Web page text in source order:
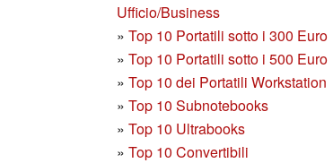
Ufficio/Business
» Top 10 Portatili sotto i 300 Euro
» Top 10 Portatili sotto i 500 Euro
» Top 10 dei Portatili Workstation
» Top 10 Subnotebooks
» Top 10 Ultrabooks
» Top 10 Convertibili